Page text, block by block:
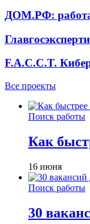
ДОМ.РФ:
F.A.C.C.T.
Все проекты
Поиск работы
Как
16 июня
Поиск работы
30